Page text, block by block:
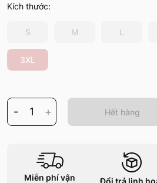
Kích thước:
S M L
3XL
- 1 + Hết hàng
Miễn phí vận